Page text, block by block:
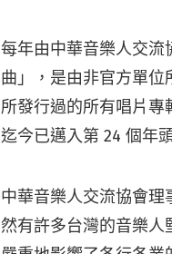
每年由中華音樂人交流
曲」，是由非官方單
所發行過的所有唱片專
迄今已邁入第 24 個年
中華音樂人交流協會
然有許多台灣的音樂人